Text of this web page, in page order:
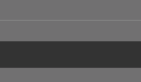
ーバ上に記録しています。
の保守管理や利用状況に関す
れます。それ以外の目的で使
、改定される場合がありま